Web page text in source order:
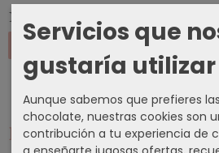
Marcas
15,45 €
Añadir a
Servicios que
gustaría utilizar
Aunque sabemos que prefieres
chocolate, nuestras cookies son
contribución a tu experiencia de